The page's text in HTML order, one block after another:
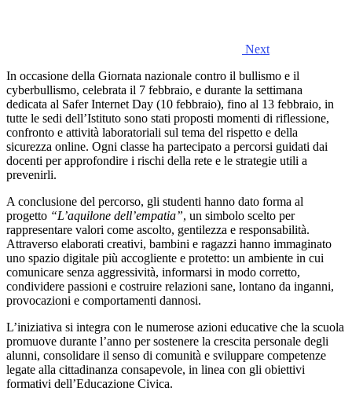
Next
In occasione della Giornata nazionale contro il bullismo e il
cyberbullismo, celebrata il 7 febbraio, e durante la settimana
dedicata al Safer Internet Day (10 febbraio), fino al 13 febbraio, in
tutte le sedi dell’Istituto sono stati proposti momenti di riflessione,
confronto e attività laboratoriali sul tema del rispetto e della
sicurezza online. Ogni classe ha partecipato a percorsi guidati dai
docenti per approfondire i rischi della rete e le strategie utili a
prevenirli.
A conclusione del percorso, gli studenti hanno dato forma al
progetto “L’aquilone dell’empatia”, un simbolo scelto per
rappresentare valori come ascolto, gentilezza e responsabilità.
Attraverso elaborati creativi, bambini e ragazzi hanno immaginato
uno spazio digitale più accogliente e protetto: un ambiente in cui
comunicare senza aggressività, informarsi in modo corretto,
condividere passioni e costruire relazioni sane, lontano da inganni,
provocazioni e comportamenti dannosi.
L’iniziativa si integra con le numerose azioni educative che la scuola
promuove durante l’anno per sostenere la crescita personale degli
alunni, consolidare il senso di comunità e sviluppare competenze
legate alla cittadinanza consapevole, in linea con gli obiettivi
formativi dell’Educazione Civica.